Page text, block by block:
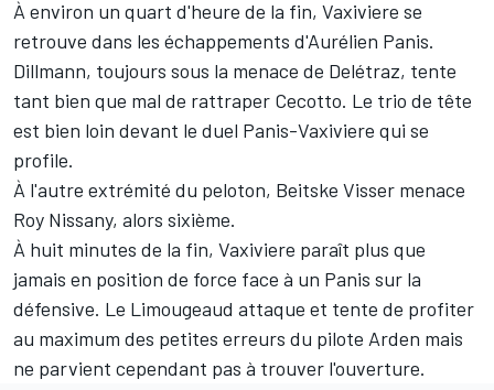
À environ un quart d'heure de la fin, Vaxiviere se
retrouve dans les échappements d'Aurélien Panis.
Dillmann, toujours sous la menace de Delétraz, tente
tant bien que mal de rattraper Cecotto. Le trio de tête
est bien loin devant le duel Panis-Vaxiviere qui se
profile.
À l'autre extrémité du peloton, Beitske Visser menace
Roy Nissany, alors sixième.
À huit minutes de la fin, Vaxiviere paraît plus que
jamais en position de force face à un Panis sur la
défensive. Le Limougeaud attaque et tente de profiter
au maximum des petites erreurs du pilote Arden mais
ne parvient cependant pas à trouver l'ouverture.